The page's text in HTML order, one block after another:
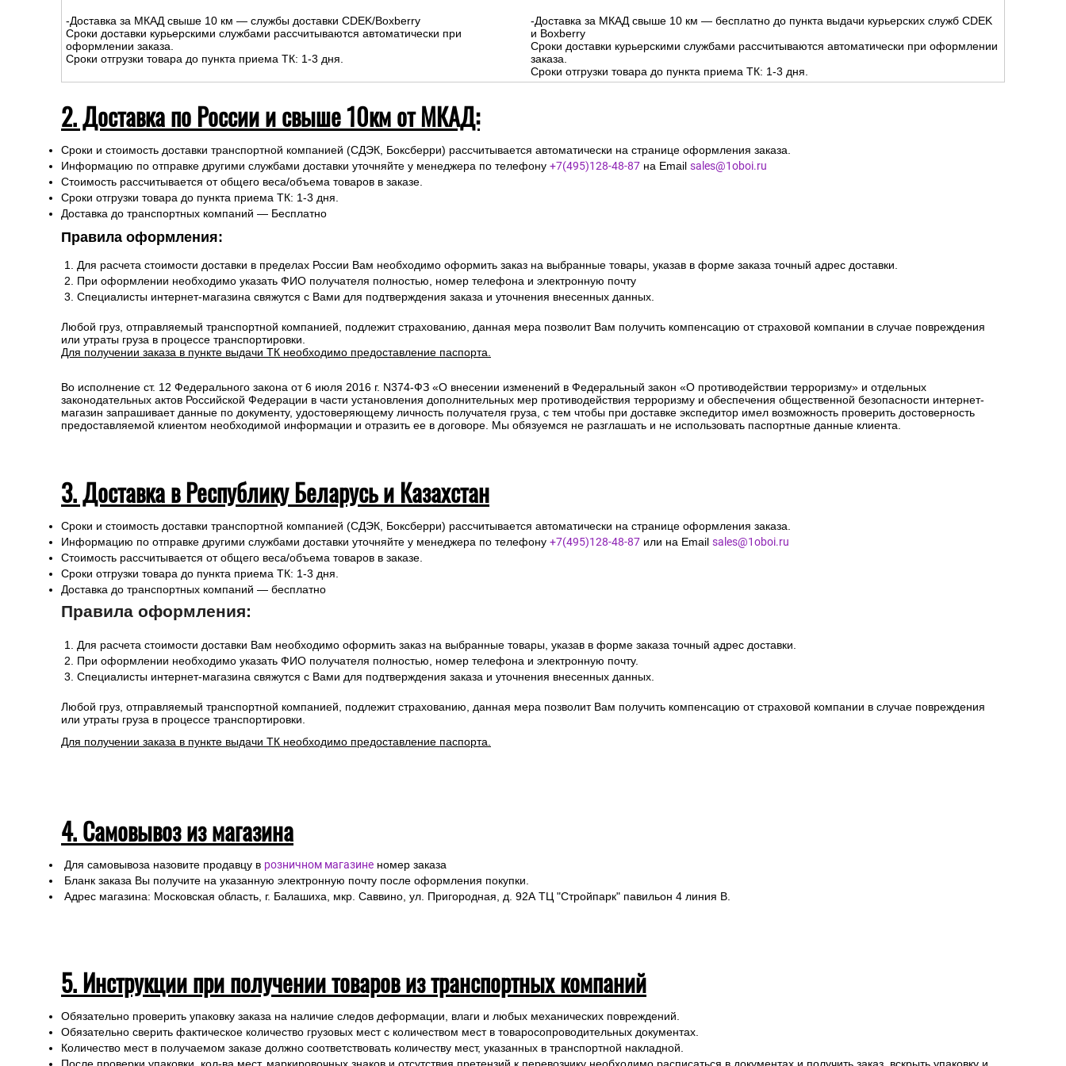
-Доставка за МКАД свыше 10 км — службы доставки CDEK/Boxberry
Сроки доставки курьерскими службами рассчитываются автоматически при
оформлении заказа.
Сроки отгрузки товара до пункта приема ТК: 1-3 дня.
-Доставка за МКАД свыше 10 км — бесплатно до пункта выдачи курьерских служб CDEK
и Boxberry
Сроки доставки курьерскими службами рассчитываются автоматически при оформлении
заказа.
Сроки отгрузки товара до пункта приема ТК: 1-3 дня.
2. Доставка по России и свыше 10км от МКАД:
Сроки и стоимость доставки транспортной компанией (СДЭК, Боксберри) рассчитывается автоматически на странице оформления заказа.
Информацию по отправке другими службами доставки уточняйте у менеджера по телефону +7(495)128-48-87 на Email sales@1oboi.ru
Стоимость рассчитывается от общего веса/объема товаров в заказе.
Сроки отгрузки товара до пункта приема ТК: 1-3 дня.
Доставка до транспортных компаний — Бесплатно
Правила оформления:
Для расчета стоимости доставки в пределах России Вам необходимо оформить заказ на выбранные товары, указав в форме заказа точный адрес доставки.
При оформлении необходимо указать ФИО получателя полностью, номер телефона и электронную почту
Специалисты интернет-магазина свяжутся с Вами для подтверждения заказа и уточнения внесенных данных.
Любой груз, отправляемый транспортной компанией, подлежит страхованию, данная мера позволит Вам получить компенсацию от страховой компании в случае повреждения
или утраты груза в процессе транспортировки.
Для получении заказа в пункте выдачи ТК необходимо предоставление паспорта.
Во исполнение ст. 12 Федерального закона от 6 июля 2016 г. N374-ФЗ «О внесении изменений в Федеральный закон «О противодействии терроризму» и отдельных
законодательных актов Российской Федерации в части установления дополнительных мер противодействия терроризму и обеспечения общественной безопасности интернет-
магазин запрашивает данные по документу, удостоверяющему личность получателя груза, с тем чтобы при доставке экспедитор имел возможность проверить достоверность
предоставляемой клиентом необходимой информации и отразить ее в договоре. Мы обязуемся не разглашать и не использовать паспортные данные клиента.
3. Доставка в Республику Беларусь и Казахстан
Сроки и стоимость доставки транспортной компанией (СДЭК, Боксберри) рассчитывается автоматически на странице оформления заказа.
Информацию по отправке другими службами доставки уточняйте у менеджера по телефону +7(495)128-48-87 или на Email sales@1oboi.ru
Стоимость рассчитывается от общего веса/объема товаров в заказе.
Сроки отгрузки товара до пункта приема ТК: 1-3 дня.
Доставка до транспортных компаний — бесплатно
Правила оформления:
Для расчета стоимости доставки Вам необходимо оформить заказ на выбранные товары, указав в форме заказа точный адрес доставки.
При оформлении необходимо указать ФИО получателя полностью, номер телефона и электронную почту.
Специалисты интернет-магазина свяжутся с Вами для подтверждения заказа и уточнения внесенных данных.
Любой груз, отправляемый транспортной компанией, подлежит страхованию, данная мера позволит Вам получить компенсацию от страховой компании в случае повреждения
или утраты груза в процессе транспортировки.
Для получении заказа в пункте выдачи ТК необходимо предоставление паспорта.
4. Самовывоз из магазина
Для самовывоза назовите продавцу в розничном магазине номер заказа
Бланк заказа Вы получите на указанную электронную почту после оформления покупки.
Адрес магазина: Московская область, г. Балашиха, мкр. Саввино, ул. Пригородная, д. 92А ТЦ "Стройпарк" павильон 4 линия В.
5. Инструкции при получении товаров из транспортных компаний
Обязательно проверить упаковку заказа на наличие следов деформации, влаги и любых механических повреждений.
Обязательно сверить фактическое количество грузовых мест с количеством мест в товаросопроводительных документах.
Количество мест в получаемом заказе должно соответствовать количеству мест, указанных в транспортной накладной.